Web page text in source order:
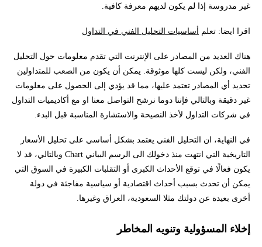
غير مدروسة إذا لم يكون لديهم معرفة كافية.
اقرا ايضا: تعلم أساسيات التحليل الفني في التداول
هناك العديد من المصادر على الإنترنت التي تقدم معلومات حول التحليل
الفني، ولكن ليست كلها موثوقة. يمكن أن يكون من الصعب للمتداولين
تحديد أي المصادر تعتمد عليها، مما قد يؤدي إلى الحصول على معلومات
غير دقيقة وبالتالي فإننا دوما نرشح التواصل معنا او مع أكاديميات التداول
في شركات التداول لأخذ النصيحة والاستشارة المناسبة قبل البدء.
في النهاية، ان التحليل الفني يعتمد بشكل أساسي على تحليل الأسعار
التاريخية التي انتهت منذ دخولك الى الرسم البياني Chart وبالتالي، قد لا
يكون فعالًا في توقع الأحداث الكبرى أو التقلبات الكبيرة في السوق التي
يمكن أن تحدث بسبب أحداث اقتصادية أو سياسية مفاجئة في دولة
أخرى بعيدة عن دولتك مثلا السعودية، العراق وغيرها.
إخلاء المسؤولية وتنويه المخاطر